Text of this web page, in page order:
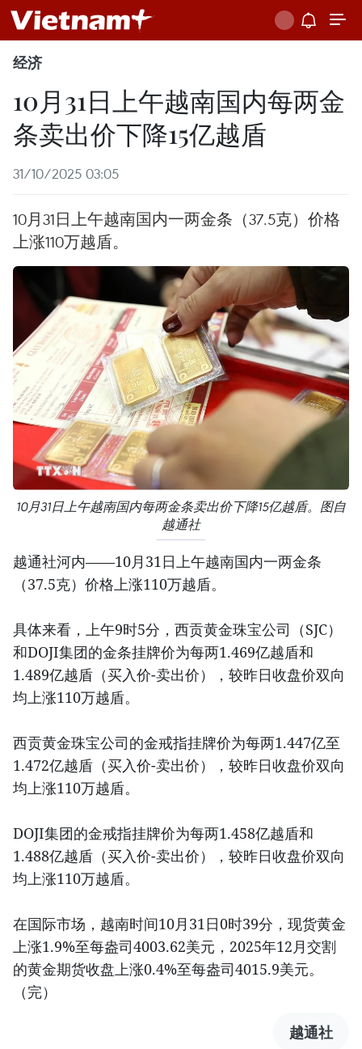
经济
10月31日上午越南国内每两金
条卖出价下降15亿越盾
31/10/2025 03:05
10月31日上午越南国内一两金条（37.5克）价格
上涨110万越盾。
10月31日上午越南国内每两金条卖出价下降15亿越盾。图自
越通社
越通社河内——10月31日上午越南国内一两金条
（37.5克）价格上涨110万越盾。
具体来看，上午9时5分，西贡黄金珠宝公司（SJC）
和DOJI集团的金条挂牌价为每两1.469亿越盾和
1.489亿越盾（买入价-卖出价），较昨日收盘价双向
均上涨110万越盾。
西贡黄金珠宝公司的金戒指挂牌价为每两1.447亿至
1.472亿越盾（买入价-卖出价），较昨日收盘价双向
均上涨110万越盾。
DOJI集团的金戒指挂牌价为每两1.458亿越盾和
1.488亿越盾（买入价-卖出价），较昨日收盘价双向
均上涨110万越盾。
在国际市场，越南时间10月31日0时39分，现货黄金
上涨1.9%至每盎司4003.62美元，2025年12月交割
的黄金期货收盘上涨0.4%至每盎司4015.9美元。
（完）
越通社